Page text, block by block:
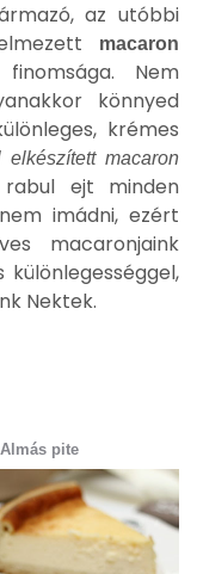
az utóbbi
macaron
Nem
könnyed
krémes
macaron
rabul ejt minden
imádni, ezért
macaronjaink
különlegességgel,
Nektek.
pite